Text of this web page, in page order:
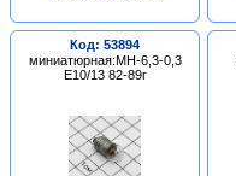
Код: 53894
миниатюрная:МН-6,3-0,3
Е10/13 82-89г